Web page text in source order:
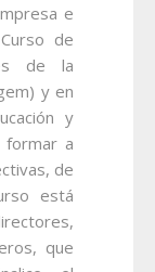
e
de
de la
y en
y
formar a
de
está
que